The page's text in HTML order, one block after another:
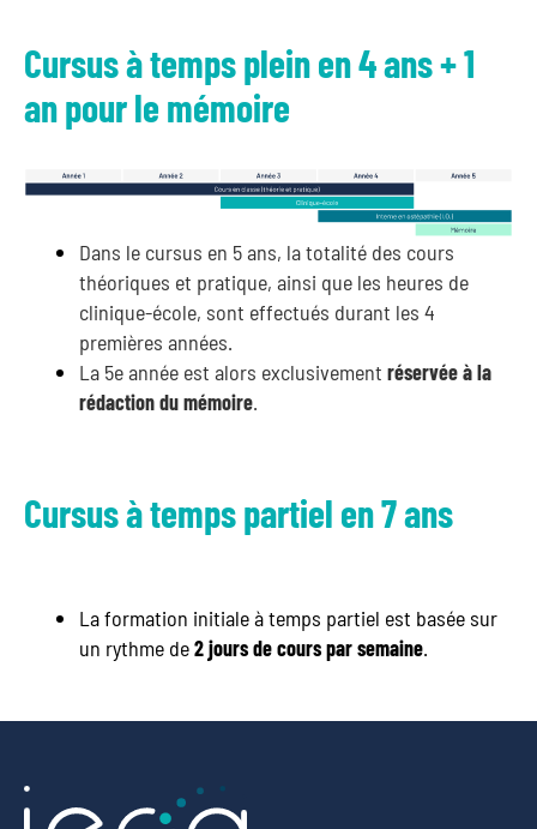
Cursus à temps plein en 4 ans + 1
an pour le mémoire
Dans le cursus en 5 ans, la totalité des cours
théoriques et pratique, ainsi que les heures de
clinique-école, sont effectués durant les 4
premières années.
La 5e année est alors exclusivement réservée à la
rédaction du mémoire.
Cursus à temps partiel en 7 ans
La formation initiale à temps partiel est basée sur
un rythme de2 jours de cours par semaine.